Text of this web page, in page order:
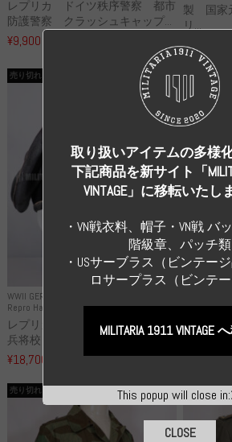
レプリカ ドイツ秩序警察 都市
防護警察 クラッシュキャップ...
¥9,900
製 国家
リ...
¥55,000
WWII GERMANY
Repro Hat and Cap SS and WSS
売り切れ
レプリカ 武装親衛隊 WSS 歩
兵将校 クラッシュキャップ ...
¥18,700
Repro Hat
売り切れ
高品質
下猟兵
¥49,800
売り切れ 売り切れ
This popup will close in:
取り扱いアイテムの多様化
下記商品を新サイト「
VINTAGE」に移転いたし
・VN戦衣料、帽子・VN戦 バ
階級章、パッチ類
・USサーブラス（ビンテー
ロサープラス（ビンテー
MILITARIA 1911 VINTAGE
CLOSE